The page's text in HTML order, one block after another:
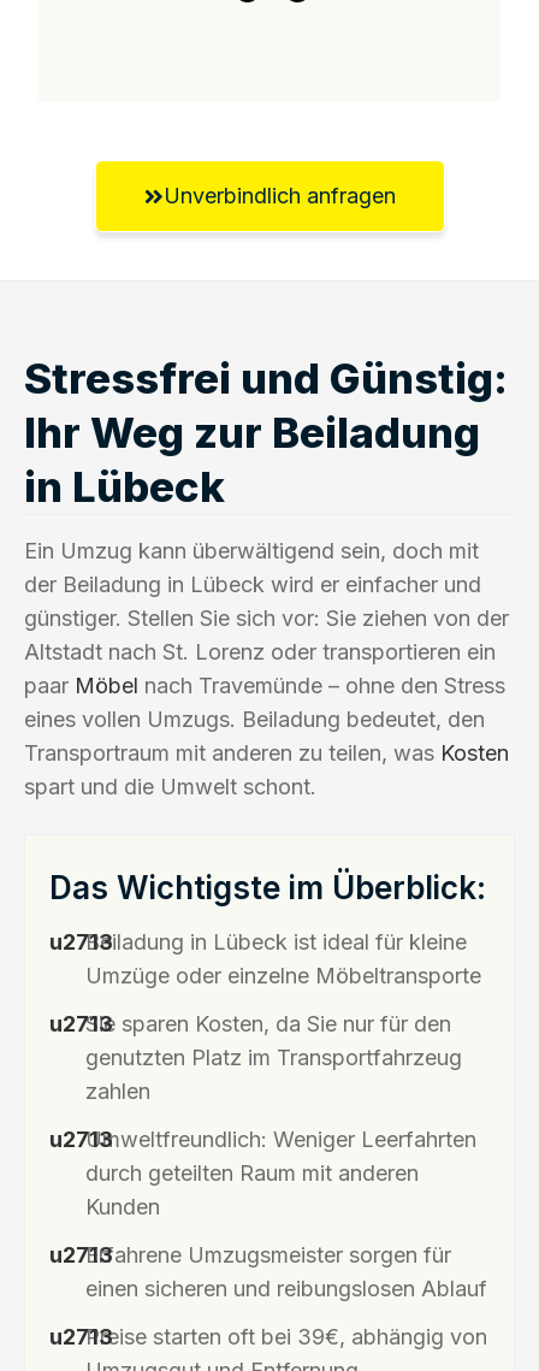
Unverbindlich anfragen
Stressfrei und Günstig:
Ihr Weg zur Beiladung
in Lübeck
Ein Umzug kann überwältigend sein, doch mit
der Beiladung in Lübeck wird er einfacher und
günstiger. Stellen Sie sich vor: Sie ziehen von der
Altstadt nach St. Lorenz oder transportieren ein
paar Möbel nach Travemünde – ohne den Stress
eines vollen Umzugs. Beiladung bedeutet, den
Transportraum mit anderen zu teilen, was Kosten
spart und die Umwelt schont.
Das Wichtigste im Überblick:
Beiladung in Lübeck ist ideal für kleine
Umzüge oder einzelne Möbeltransporte
Sie sparen Kosten, da Sie nur für den
genutzten Platz im Transportfahrzeug
zahlen
Umweltfreundlich: Weniger Leerfahrten
durch geteilten Raum mit anderen
Kunden
Erfahrene Umzugsmeister sorgen für
einen sicheren und reibungslosen Ablauf
Preise starten oft bei 39€, abhängig von